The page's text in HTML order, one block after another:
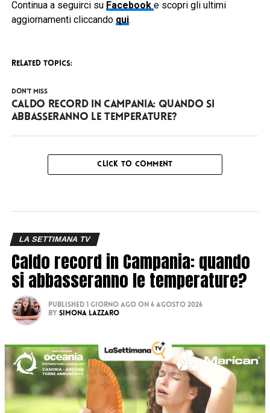
Continua a seguirci su Facebook e scopri gli ultimi
aggiornamenti cliccando qui.
RELATED TOPICS:
DON'T MISS
Caldo record in Campania: quando si
abbasseranno le temperature?
CLICK TO COMMENT
LA SETTIMANA TV
Caldo record in Campania: quando
si abbasseranno le temperature?
Published 1 giorno ago on 6 Agosto 2026
By Simona Lazzaro